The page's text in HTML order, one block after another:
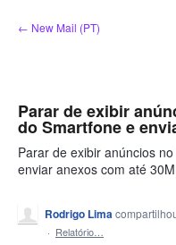
para
← New Mail (PT)
Parar de exibir
do Smartfone e
Parar de exibir anúncios
enviar anexos com até
Rodrigo Lima
· Relatório…